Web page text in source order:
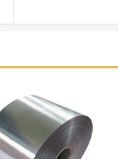
15,105 -70
92,000
88,000 1,000